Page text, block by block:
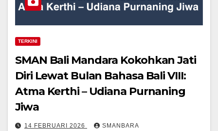
TERKINI
SMAN Bali Mandara Kokohkan Jati
Diri Lewat Bulan Bahasa Bali VIII:
Atma Kerthi – Udiana Purnaning
Jiwa
14 FEBRUARI 2026 SMANBARA